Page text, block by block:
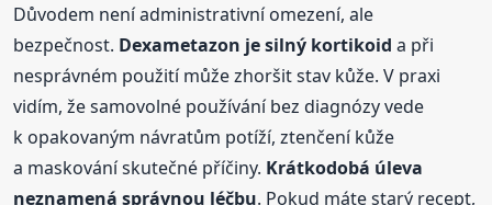
Důvodem není administrativní omezení, ale
bezpečnost. Dexametazon je silný kortikoid a při
nesprávném použití může zhoršit stav kůže. V praxi
vidím, že samovolné používání bez diagnózy vede
k opakovaným návratům potíží, ztenčení kůže
a maskování skutečné příčiny. Krátkodobá úleva
neznamená správnou léčbu. Pokud máte starý recept,